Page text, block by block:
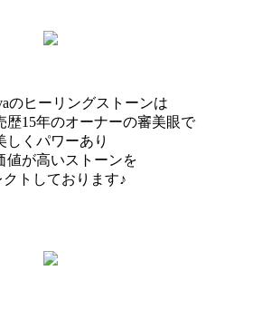
のヒーリングストーンは
歴15年のオーナーの審美眼で
しくパワーあり
値が高いストーンを
クトしております♪